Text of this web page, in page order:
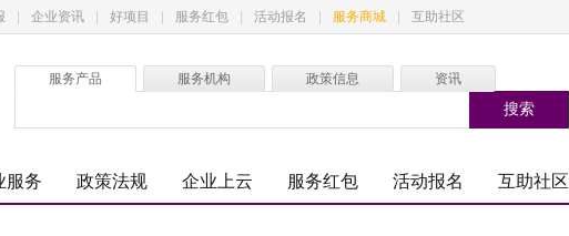
企业资讯 好项目 服务红包 活动报名 服务商城 互助社区
服务产品 服务机构 政策信息
资讯
服务 政策法规 企业上云 服务红包 活动报名 互助社区